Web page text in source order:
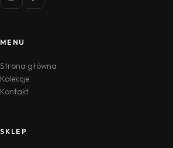
MENU
Strona główna
Kolekcje
Kontakt
SKLEP